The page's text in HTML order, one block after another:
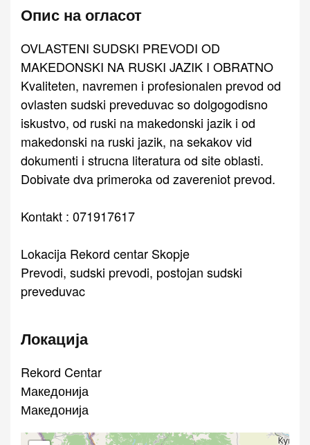
Опис на огласот
OVLASTENI SUDSKI PREVODI OD
MAKEDONSKI NA RUSKI JAZIK I OBRATNO
Kvaliteten, navremen i profesionalen prevod od
ovlasten sudski preveduvac so dolgogodisno
iskustvo, od ruski na makedonski jazik i od
makedonski na ruski jazik, na sekakov vid
dokumenti i strucna literatura od site oblasti.
Dobivate dva primeroka od zavereniot prevod.
Kontakt : 071917617
Lokacija Rekord centar Skopje
Prevodi, sudski prevodi, postojan sudski
preveduvac
Локација
Rekord Centar
Македонија
Македонија